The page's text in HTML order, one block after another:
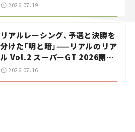
暑におすすめのスポットを紹介
【道の駅マニアの推し駅ガイド】
2026.07.19
リアルレーシング、予選と決勝を
分けた「明と暗」——リアルのリア
ル Vol.2 スーパーGT 2026開幕
戦 岡山国際サーキット
2026.07.16